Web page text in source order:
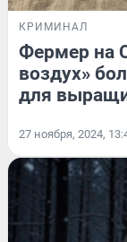
КРИМИНАЛ
Фермер на
воздух»
для
27 ноября, 2024,